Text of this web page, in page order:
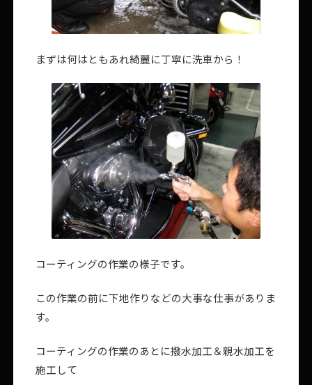
まずは何はともあれ綺麗に丁寧に洗車から！
コーティングの作業の様子です。
この作業の前に下地作りなどの大事な仕事がありま
す。
コーティングの作業のあとに撥水加工＆親水加工を
施工して